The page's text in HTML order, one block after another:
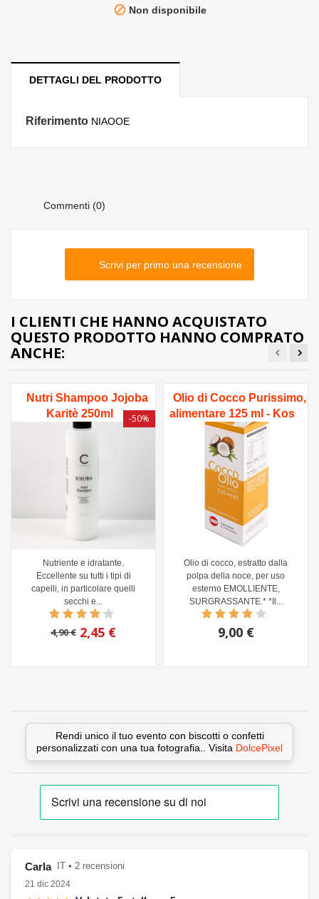
 Non disponibile
DETTAGLI DEL PRODOTTO
Riferimento NIAOOE
Commenti (0)
Scrivi per primo una recensione
I CLIENTI CHE HANNO ACQUISTATO
QUESTO PRODOTTO HANNO COMPRATO
ANCHE:
Nutri Shampoo Jojoba
Karitè 250ml
Nutriente e idratante.
Eccellente su tutti i tipi di
capelli, in particolare quelli
secchi e...
4,90 €
-50%
2,45 €
Olio di Cocco Purissimo,
alimentare 125 ml - Kos
Olio di cocco, estratto dalla
polpa della noce, per uso
esterno EMOLLIENTE,
SURGRASSANTE.* *Il...
9,00 €
Rendi unico il tuo evento con biscotti o confetti
personalizzati con una tua fotografia.. Visita DolcePixel
Carla
IT • 2 recensioni
21 dic 2024